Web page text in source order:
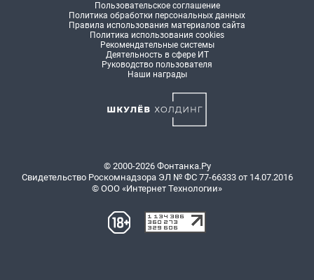
Пользовательское соглашение
Политика обработки персональных данных
Правила использования материалов сайта
Политика использования cookies
Рекомендательные системы
Деятельность в сфере ИТ
Руководство пользователя
Наши награды
© 2000-2026 Фонтанка.Ру
Свидетельство Роскомнадзора ЭЛ № ФС 77-66333 от 14.07.2016
© ООО «Интернет Технологии»